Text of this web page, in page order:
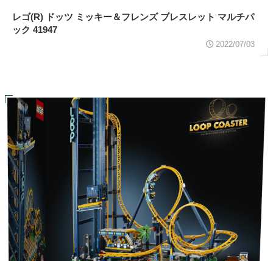
レゴ(R) ドッツ ミッキー＆フレンズ ブレスレット マルチパ
ック 41947
2022/07/03